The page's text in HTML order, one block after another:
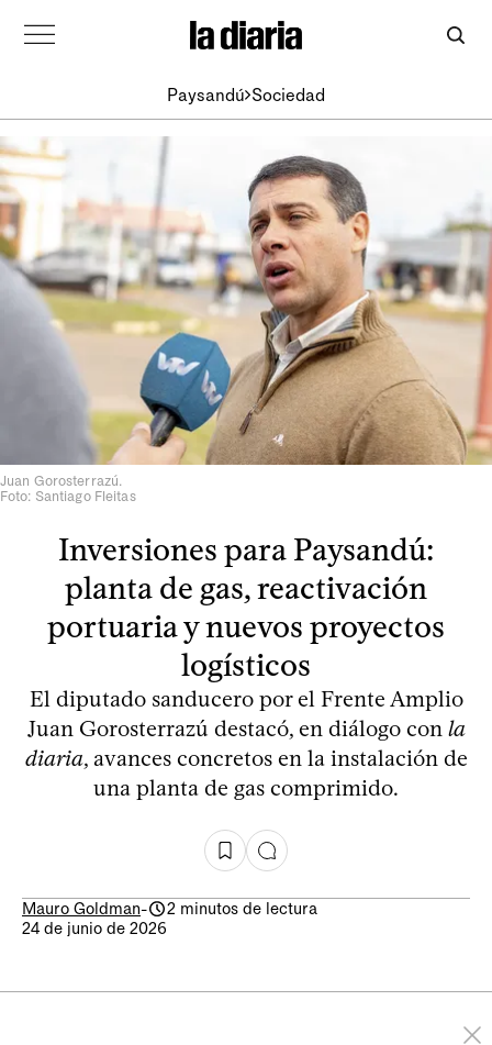
Paysandú Sociedad
Juan Gorosterrazú.
Foto: Santiago Fleitas
Inversiones para Paysandú:
planta de gas, reactivación
portuaria y nuevos proyectos
logísticos
El diputado sanducero por el Frente Amplio
Juan Gorosterrazú destacó, en diálogo con la
diaria, avances concretos en la instalación de
una planta de gas comprimido.
Mauro Goldman-
2 minutos de lectura
24 de junio de 2026